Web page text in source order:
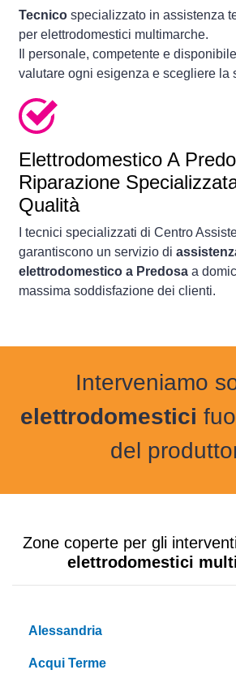
Tecnico specializzato in assistenza
per elettrodomestici multimarche.
Il personale, competente e
valutare ogni esigenza e scegliere la
Elettrodomestico A
Riparazione
Qualità
I tecnici specializzati di Centro
garantiscono un servizio di
elettrodomestico a Predosa a
massima soddisfazione dei clienti.
Interveniamo
elettrodomestici
del
Zone coperte per gli
elettrodomestici
Alessandria
Acqui Terme